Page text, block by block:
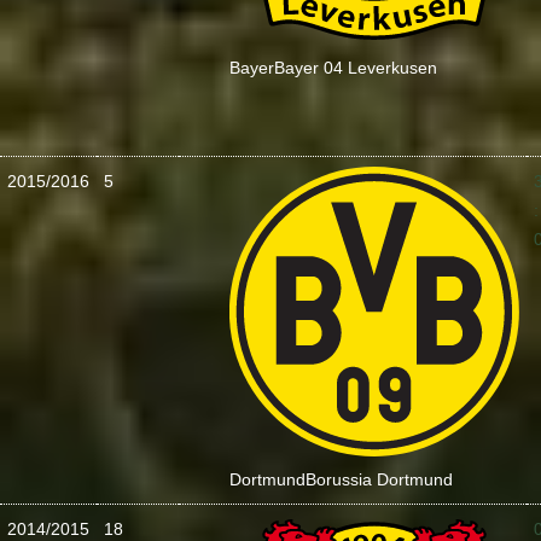
BayerBayer 04 Leverkusen
2015/2016 5
DortmundBorussia Dortmund
:
2014/2015 18